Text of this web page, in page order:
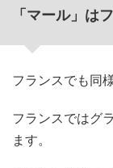
「マール」は
フランスでも同
フランスではグ
ます。